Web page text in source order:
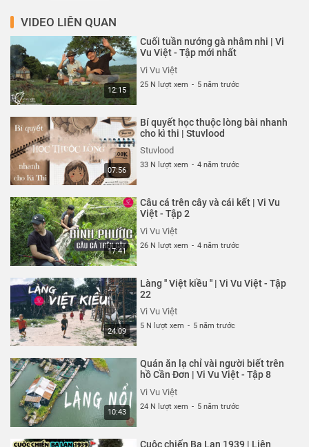
hàng giờ đồng hồ mỗi ngày, mà nhìn xa hơn thì là phần lớn
Bạn có thấy tiếc thời gian của mình không?
Có thể bây giờ bạn chưa nhận ra, nhưng sẽ đến một lúc
bạn tiếc nuối thì sợ là đã muộn màng, bởi thời gian trôi
qua thì không thể lấy lại.
được những kiến thức thực dụng, gần gũi trong cuộc sống
thì sao?
Tôi đã dành rất nhiều thời gian để cho ra những video là
kiến thức tôi học và tìm hiểu được, tham khảo cả nguồn
đúng để chia sẻ cho các bạn.
Hy vọng sẽ mang lại lợi ích cho bạn!
Thể loại :KIẾN THỨC THÚ VỊ
VIDEO LIÊN QUAN
12:15
Cuối tuần nướng gà nhâm nhi | Vi
Vu Việt - Tập mới nhất
Vi Vu Việt
25 N lượt xem - 5 năm trước
07:56
Bí quyết học thuộc lòng bài nhanh
cho kì thi | Stuvlood
Stuvlood
33 N lượt xem - 4 năm trước
17:41
Câu cá trên cây và cái kết | Vi Vu
Việt - Tập 2
Vi Vu Việt
26 N lượt xem - 4 năm trước
24:09
Làng '' Việt kiều '' | Vi Vu Việt - Tập
22
Vi Vu Việt
5 N lượt xem - 5 năm trước
10:43
Quán ăn lạ chỉ vài người biết trên
hồ Cần Đơn | Vi Vu Việt - Tập 8
Vi Vu Việt
24 N lượt xem - 5 năm trước
Cuộc chiến Ba Lan 1939 | Liên